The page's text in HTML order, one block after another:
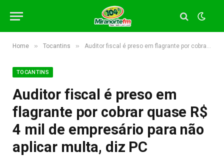
Home » Tocantins » Auditor fiscal é preso em flagrante por cobrar quase R$ 4 mil de empresário para não aplicar multa, diz PC
TOCANTINS
Auditor fiscal é preso em
flagrante por cobrar quase R$
4 mil de empresário para não
aplicar multa, diz PC